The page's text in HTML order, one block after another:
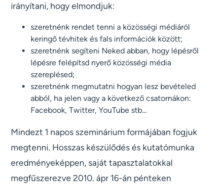
irányítani, hogy elmondjuk:
szeretnénk rendet tenni a közösségi médiáról
keringő tévhitek és fals információk között;
szeretnénk segíteni Neked abban, hogy lépésről
lépésre felépítsd nyerő közösségi média
szereplésed;
szeretnénk megmutatni hogyan lesz bevételed
abból, ha jelen vagy a következő csatornákon:
Facebook, Twitter, YouTube stb...
Mindezt 1 napos szeminárium formájában fogjuk
megtenni. Hosszas készülődés és kutatómunka
eredményeképpen, saját tapasztalatokkal
megfűszerezve 2010. ápr 16-án pénteken